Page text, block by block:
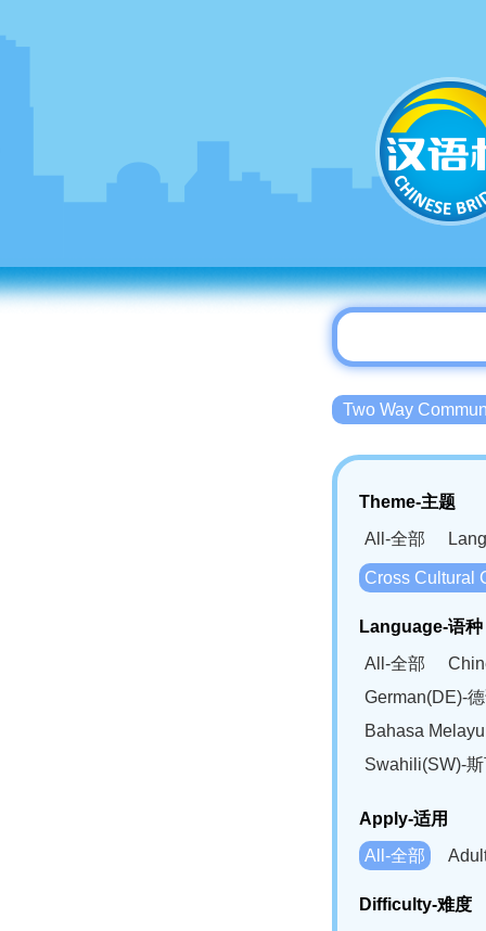
Two Way
Theme-主题
All-全部
Cross Cultural
Language-语种
All-全部
German(DE)-
Bahasa
Swahili(SW)-
Apply-适用
All-全部
Difficulty-难度